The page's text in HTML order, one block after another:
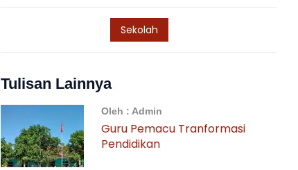
Sekolah
Tulisan Lainnya
Oleh : Admin
Guru Pemacu Tranformasi
Pendidikan